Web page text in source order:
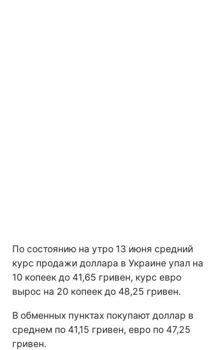
По состоянию на утро 13 июня средний
курс продажи доллара в Украине упал на
10 копеек до 41,65 гривен, курс евро
вырос на 20 копеек до 48,25 гривен.
В обменных пунктах покупают доллар в
среднем по 41,15 гривен, евро по 47,25
гривен.